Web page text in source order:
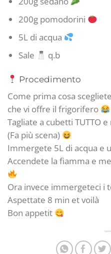
200g pomodorini
5L di acqua
Sale
q.b
Procedimento
Come prima cosa
che vi offre il frigorifero
Tagliate a cubetti TUTTO
(Fa più scena)
Immergete 5L di acqua e
Accendete la fiamma e
Ora invece immergeteci i
Aspettate 8 min et voilà
Bon appetit